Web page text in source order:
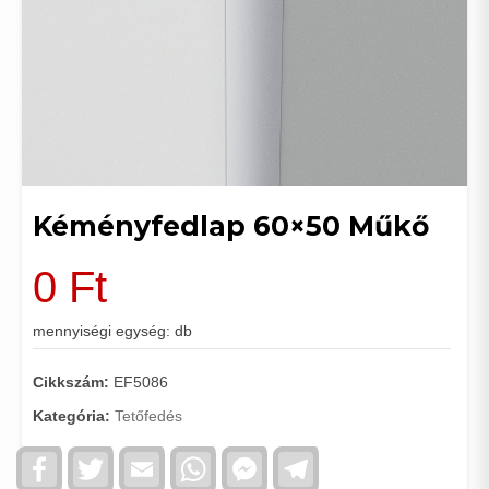
Kéményfedlap 60×50 Műkő
0 Ft
mennyiségi egység: db
Cikkszám: EF5086
Kategória: Tetőfedés
FacebookTwitter Email WhatsAppFacebook
Messenger